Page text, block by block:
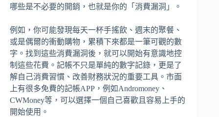
哪些是不必要的開銷，也就是你的「消費漏洞」。
例如，你可能發現每天一杯手搖飲、週末的聚餐、
或是偶爾的衝動購物，累積下來都是一筆可觀的數
字。找到這些消費漏洞後，就可以開始有意識地控
制這些花費。記帳不只是單純的數字記錄，更是了
解自己消費習慣、改善財務狀況的重要工具。市面
上有很多免費的記帳APP，例如Andromoney、
CWMoney等，可以選擇一個自己喜歡且容易上手的
開始使用。